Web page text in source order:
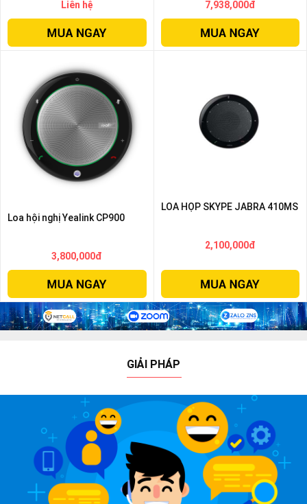
Liên hệ 7,938,000đ
Loa hội nghị Yealink CP900
3,800,000đ
LOA HỌP SKYPE JABRA 410MS
2,100,000đ
GIẢI PHÁP